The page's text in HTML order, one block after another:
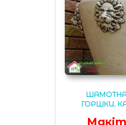
ГОРШКИ,